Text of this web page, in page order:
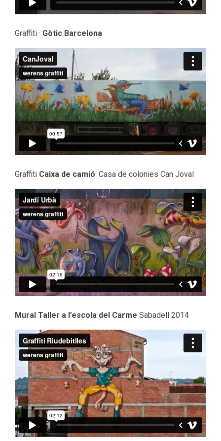
Graffiti · Gòtic Barcelona
Graffiti Caixa de camió· Casa de colonies Can Joval
Mural Taller a l’escola del Carme Sabadell 2014